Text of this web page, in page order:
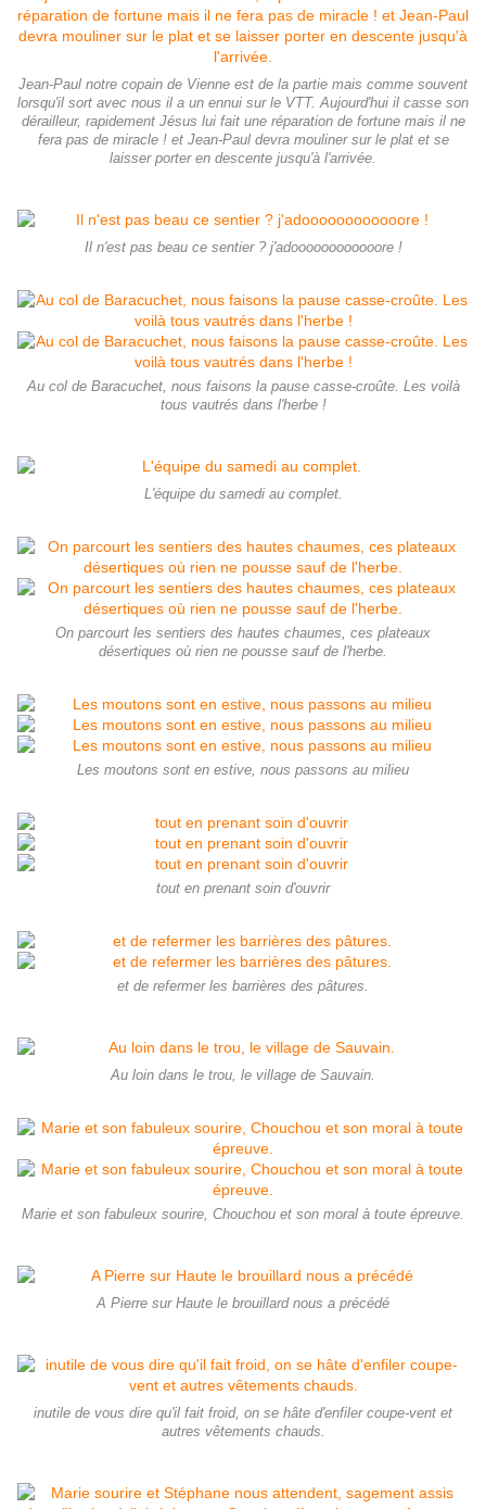
Jean-Paul notre copain de Vienne est de la partie mais comme souvent
lorsqu'il sort avec nous il a un ennui sur le VTT. Aujourd'hui il casse son
dérailleur, rapidement Jésus lui fait une réparation de fortune mais il ne
fera pas de miracle ! et Jean-Paul devra mouliner sur le plat et se
laisser porter en descente jusqu'à l'arrivée.
Il n'est pas beau ce sentier ? j'adoooooooooooore !
Au col de Baracuchet, nous faisons la pause casse-croûte. Les voilà
tous vautrés dans l'herbe !
L'équipe du samedi au complet.
On parcourt les sentiers des hautes chaumes, ces plateaux
désertiques où rien ne pousse sauf de l'herbe.
Les moutons sont en estive, nous passons au milieu
tout en prenant soin d'ouvrir
et de refermer les barrières des pâtures.
Au loin dans le trou, le village de Sauvain.
Marie et son fabuleux sourire, Chouchou et son moral à toute épreuve.
A Pierre sur Haute le brouillard nous a précédé
inutile de vous dire qu'il fait froid, on se hâte d'enfiler coupe-vent et
autres vêtements chauds.